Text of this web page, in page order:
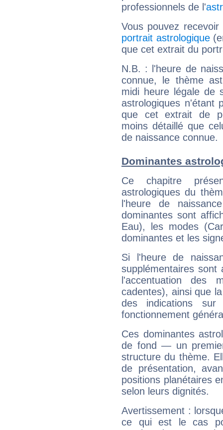
professionnels de l'
Vous pouvez
portrait astrologique
que cet extrait du
N.B. : l'heure de
connue, le thème
midi heure légale de
astrologiques n'étant
que cet extrait de
moins détaillé que
de naissance connue.
Dominantes
Ce chapitre
astrologiques du
l'heure de
dominantes sont
Eau), les modes
dominantes et les
Si l'heure de
supplémentaires sont
l'accentuation des
cadentes), ainsi que
des indications sur
fonctionnement
Ces dominantes
de fond — un
structure du thème.
de présentation,
positions planétaires
selon leurs dignités.
Avertissement :
ce qui est le cas